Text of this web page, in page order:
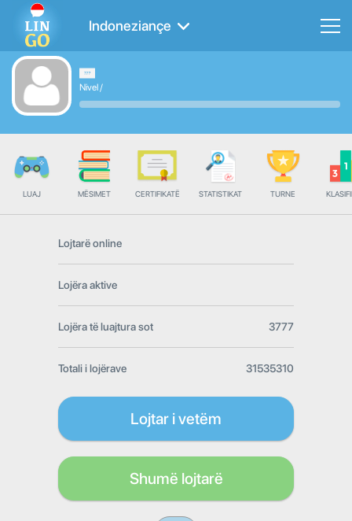
Indoneziançe
Nivel/
LUAJ MËSIMET CERTIFIKATË STATISTIKAT TURNE
Lojtarë online
Lojëra aktive
Lojëra të luajtura sot 3777
Totali i lojërave 31535310
Lojtar i vetëm
Shumë lojtarë